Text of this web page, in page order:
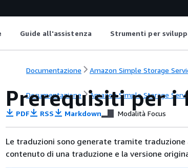
Guide all'assistenza Strumenti per
Documentazione Amazon Simple Storage
Documentazione Amazon Simple Storage
Prerequisiti per i
PDF RSS Markdown Modalità Focus
Le traduzioni sono generate tramite
contenuto di una traduzione e la versione